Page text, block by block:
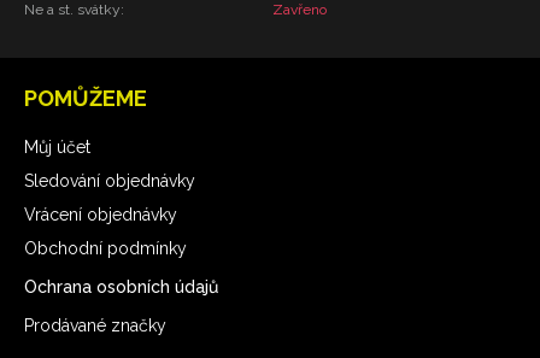
Ne a st. svátky:
Zavřeno
POMŮŽEME
Můj účet
Sledování objednávky
Vrácení objednávky
Obchodní podmínky
Ochrana osobních údajů
Prodávané značky